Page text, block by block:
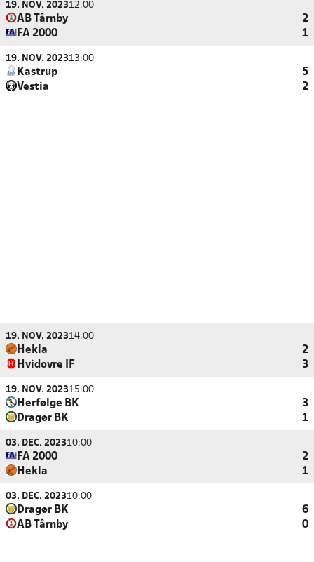
19. NOV. 202312:00
AB Tårnby
2
FA 2000
1
19. NOV. 202313:00
Kastrup
5
Vestia
2
19. NOV. 202314:00
Hekla
2
Hvidovre IF
3
19. NOV. 202315:00
Herfølge BK
3
Dragør BK
1
03. DEC. 202310:00
FA 2000
2
Hekla
1
03. DEC. 202310:00
Dragør BK
6
AB Tårnby
0